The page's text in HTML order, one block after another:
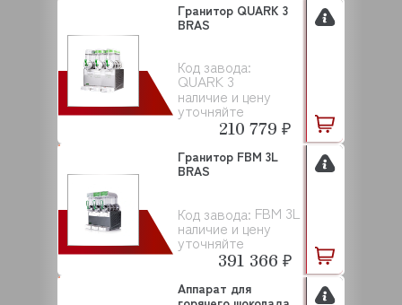
Код завода:
QUARK 3
наличие и цену
уточняйте
Гранитор QUARK 3
BRAS
210 779 ₽
Код завода: FBM 3L
наличие и цену
уточняйте
Гранитор FBM 3L
BRAS
391 366 ₽
Аппарат для